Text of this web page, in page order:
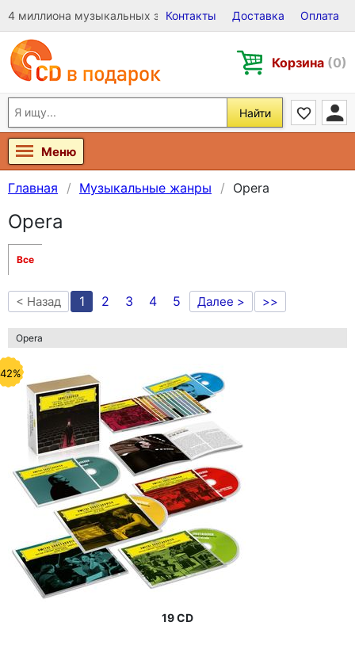
4 миллиона музыкальных записей на Виниле, CD и DVD
Контакты Доставка Оплата
Корзина (0)
Найти
Меню
Главная Музыкальные жанры Opera
Opera
Все
< Назад 1 2 3 4 5 Далее > >>
Opera
19 CD